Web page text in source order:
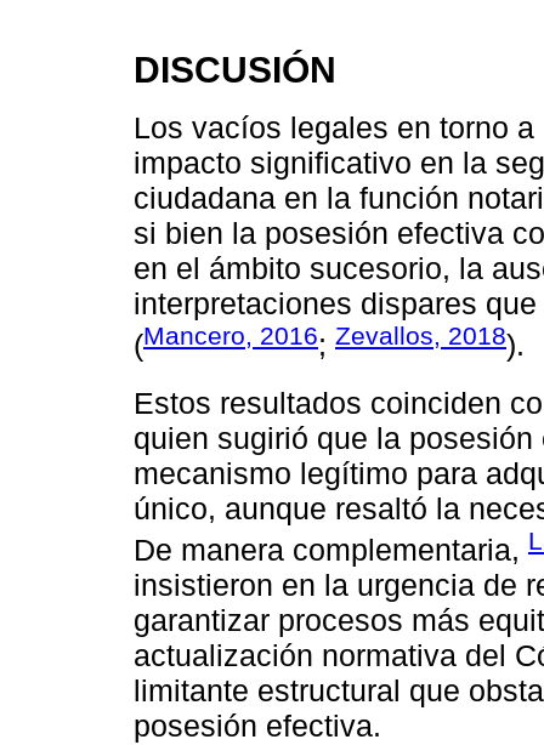
DISCUSIÓN
Los vacíos legales en torno
impacto significativo en la
ciudadana en la función
si bien la posesión efectiva
en el ámbito sucesorio, la
interpretaciones dispares
(Mancero, 2016; Zevallos, 2018).
Estos resultados coinciden
quien sugirió que la
mecanismo legítimo para
único, aunque resaltó la
De manera complementaria,
insistieron en la urgencia de
garantizar procesos más
actualización normativa del
limitante estructural que
posesión efectiva.